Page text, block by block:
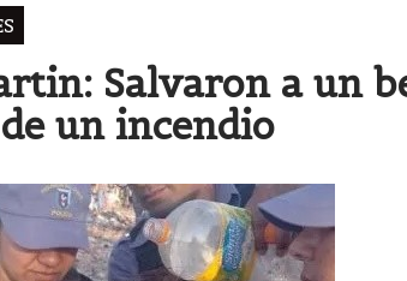
Salvaron a un
un incendio